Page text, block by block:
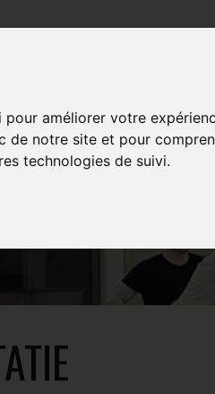
améliorer votre
notre site et pour
technologies de suivi.